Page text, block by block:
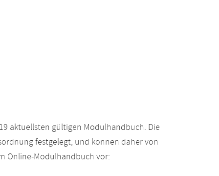
aktuellsten gültigen Modulhandbuch. Die
festgelegt, und können daher von
Online-Modulhandbuch vor: